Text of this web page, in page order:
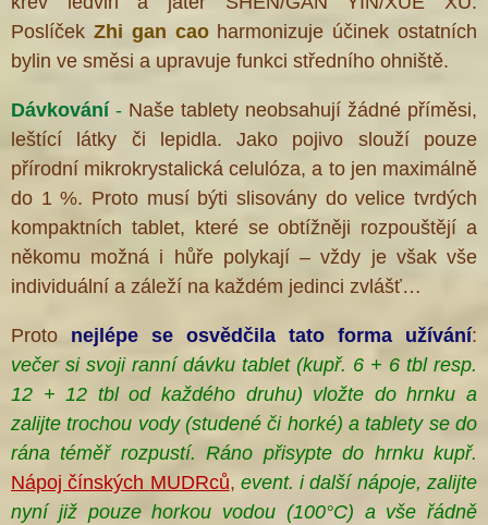
Poslíček Zhi gan caoharmonizuje účinek ostatních
bylin ve směsi a upravuje funkci středního ohniště.
Dávkování - Naše tablety neobsahují žádné příměsi,
leštící látky či lepidla. Jako pojivo slouží pouze
přírodní mikrokrystalická celulóza, a to jen maximálně
do 1 %. Proto musí býti slisovány do velice tvrdých
kompaktních tablet, které se obtížněji rozpouštějí a
někomu možná i hůře polykají – vždy je však vše
individuální a záleží na každém jedinci zvlášť…
Proto nejlépe se osvědčila tato forma užívání:
večer si svoji ranní dávku tablet (kupř. 6 + 6 tbl resp.
12 + 12 tbl od každého druhu) vložte do hrnku a
zalijte trochou vody (studené či horké) a tablety se do
rána téměř rozpustí. Ráno přisypte do hrnku kupř.
Nápoj čínských MUDRců, event. i další nápoje, zalijte
nyní již pouze horkou vodou (100°C) a vše řádně